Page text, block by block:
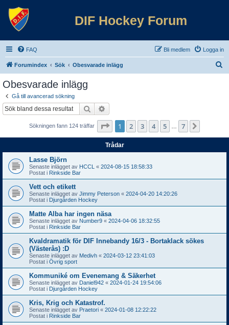
DIF Hockey Forum
FAQ Logga in
Bli medlem
Forumindex Sök Obesvarade inlägg
Obesvarade inlägg
Gå till avancerad sökning
Sök
Sökningen fann 124 träffar Sida av 7
1 2 3 4 5 7
Trådar
Lasse Björn
Senaste inlägget av HCCL « 2024-08-15 18:58:33
Postat i Rinkside Bar
Vett och etikett
Senaste inlägget av Jimmy Peterson « 2024-04-20 14:20:26
Postat i Djurgården Hockey
Matte Alba har ingen näsa
Senaste inlägget av Number9 « 2024-04-06 18:32:55
Postat i Rinkside Bar
Kvaldramatik för DIF Innebandy 16/3 - Bortaklack sökes
(Västerås) :D
Senaste inlägget av Medivh « 2024-03-12 23:41:03
Postat i Övrig sport
Kommuniké om Evenemang & Säkerhet
Senaste inlägget av Daniel942 « 2024-01-24 19:54:06
Postat i Djurgården Hockey
Kris, Krig och Katastrof.
Senaste inlägget av Praetori « 2024-01-08 12:22:22
Postat i Rinkside Bar